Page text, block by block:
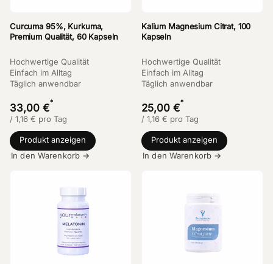
Curcuma 95%, Kurkuma,
Premium Qualität, 60 Kapseln
Hochwertige Qualität
Einfach im Alltag
Täglich anwendbar
33,00 €*
/ 1,16 € pro Tag
Produkt anzeigen
In den Warenkorb →
Kalium Magnesium Citrat, 100
Kapseln
Hochwertige Qualität
Einfach im Alltag
Täglich anwendbar
25,00 €*
/ 1,16 € pro Tag
Produkt anzeigen
In den Warenkorb →